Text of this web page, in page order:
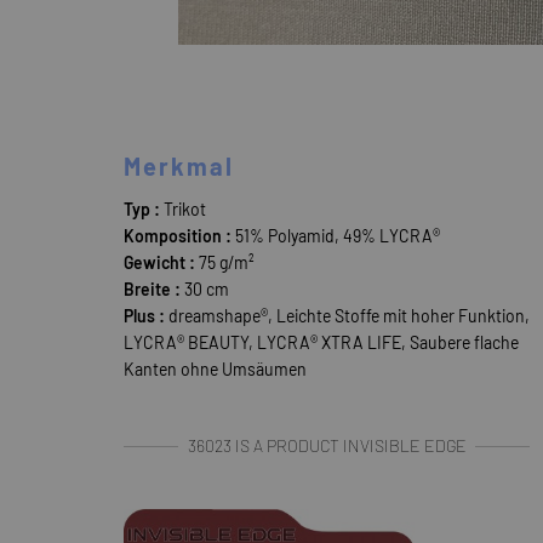
Merkmal
Typ : Trikot
Komposition : 51% Polyamid, 49% LYCRA®
Gewicht : 75 g/m²
Breite : 30 cm
Plus : dreamshape®, Leichte Stoffe mit hoher Funktion,
LYCRA® BEAUTY, LYCRA® XTRA LIFE, Saubere flache
Kanten ohne Umsäumen
36023 IS A PRODUCT INVISIBLE EDGE